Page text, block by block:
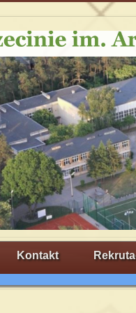
Kontakt